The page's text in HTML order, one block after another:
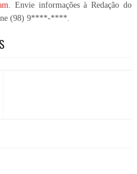
. Envie informações à Redação do
(98) 9****-****.